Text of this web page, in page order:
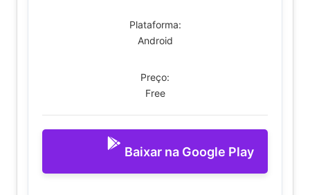
Plataforma:
Android
Preço:
Free
Baixar na Google Play